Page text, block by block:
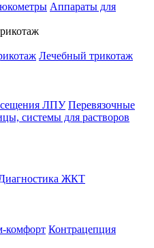
Аппараты для
Лечебный трикотаж
ЛПУ Перевязочные
системы для растворов
ЖКТ
комфорт Контрацепция